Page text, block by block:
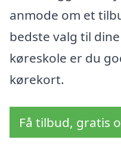
anmode om et
bedste valg til
køreskole er du
kørekort.
Få tilbud, gratis